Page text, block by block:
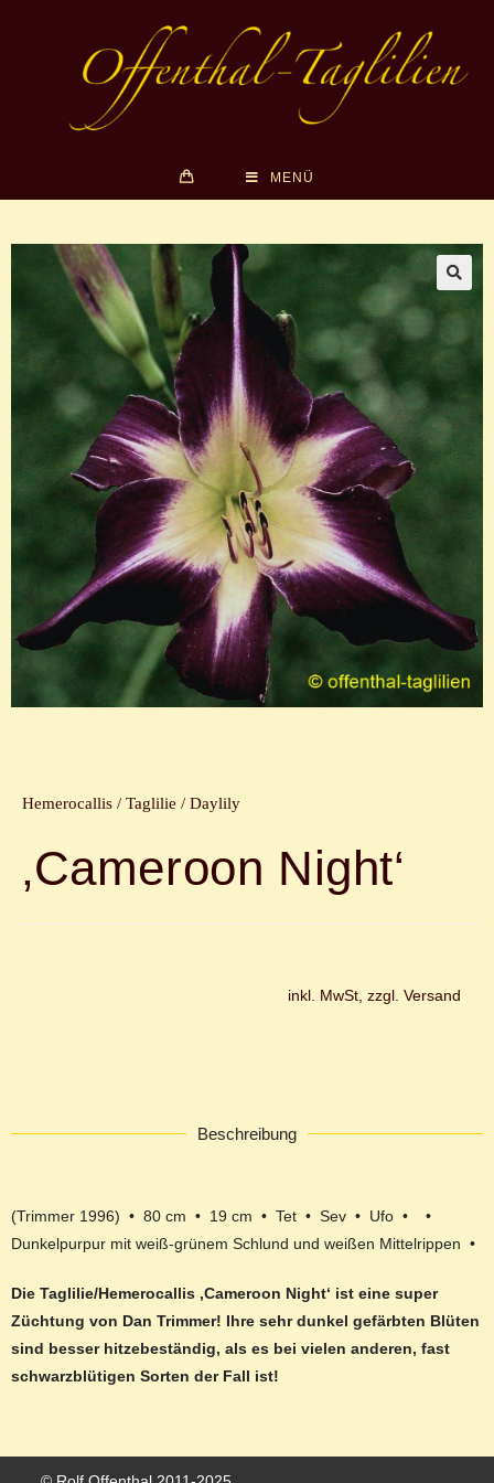
MENÜ
Hemerocallis / Taglilie / Daylily
‚Cameroon Night‘
inkl. MwSt, zzgl. Versand
Beschreibung
(Trimmer 1996) • 80 cm • 19 cm • Tet • Sev • Ufo • •
Dunkelpurpur mit weiß-grünem Schlund und weißen Mittelrippen •
Die Taglilie/Hemerocallis ‚Cameroon Night‘ ist eine super
Züchtung von Dan Trimmer! Ihre sehr dunkel gefärbten Blüten
sind besser hitzebeständig, als es bei vielen anderen, fast
schwarzblütigen Sorten der Fall ist!